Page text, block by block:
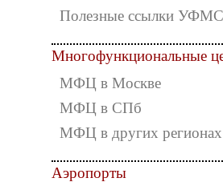
Полезные ссылки
Многофункциональные
МФЦ в Москве
МФЦ в СПб
МФЦ в других
Аэропорты